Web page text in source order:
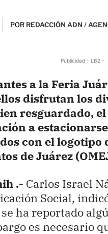
POR REDACCIÓN ADN /
Publicidad - LB2 -
a la Feria
disfrutan los
resguardado,
a
con el logotipo
de Juárez
.- Carlos Israel
Social,
ha reportado
es necesario